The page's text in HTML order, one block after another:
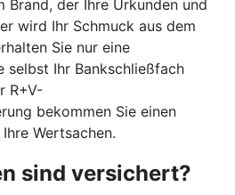
Brand, der Ihre Urkunden und
wird Ihr Schmuck aus dem
Sie nur eine
selbst Ihr Bankschließfach
R+V-
bekommen Sie einen
Wertsachen.
sind versichert?